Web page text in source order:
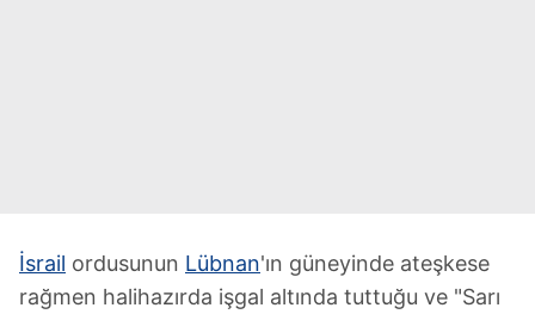
İsrail ordusunun Lübnan'ın güneyinde ateşkese
rağmen halihazırda işgal altında tuttuğu ve "Sarı